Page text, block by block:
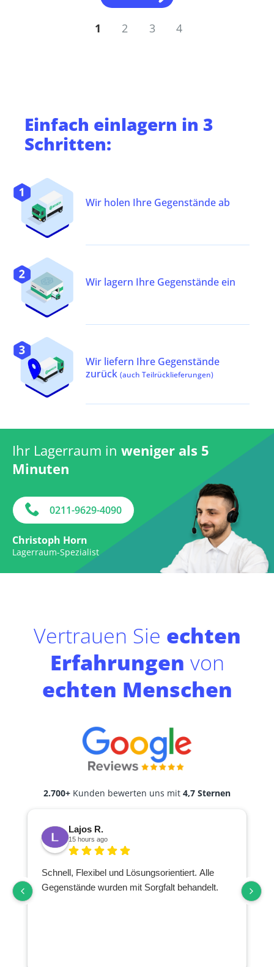
1 2 3 4
Einfach einlagern in 3
Schritten:
Wir holen Ihre Gegenstände ab
Wir lagern Ihre Gegenstände ein
Wir liefern Ihre Gegenstände
zurück (auch Teilrücklieferungen)
Ihr Lagerraum in weniger als 5
Minuten
0211-9629-4090
Christoph Horn
Lagerraum-Spezialist
Vertrauen Sie echten
Erfahrungen von
echten Menschen
2.700+ Kunden bewerten uns mit 4,7 Sternen
Lajos R.
15 hours ago
Schnell, Flexibel und Lösungsorientiert. Alle
Gegenstände wurden mit Sorgfalt behandelt.